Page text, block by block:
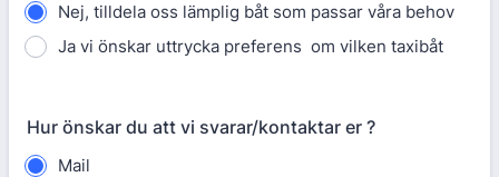
Nej, tilldela oss lämplig båt som passar våra behov
Ja vi önskar uttrycka preferens om vilken taxibåt
Hur önskar du att vi svarar/kontaktar er ?
Mail